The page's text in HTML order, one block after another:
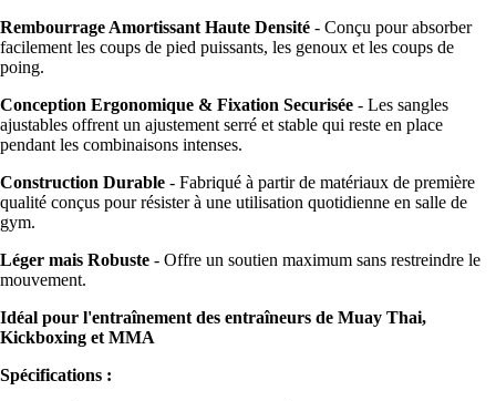
Rembourrage Amortissant Haute Densité - Conçu pour absorber
facilement les coups de pied puissants, les genoux et les coups de
poing.
Conception Ergonomique & Fixation Securisée - Les sangles
ajustables offrent un ajustement serré et stable qui reste en place
pendant les combinaisons intenses.
Construction Durable - Fabriqué à partir de matériaux de première
qualité conçus pour résister à une utilisation quotidienne en salle de
gym.
Léger mais Robuste - Offre un soutien maximum sans restreindre le
mouvement.
Idéal pour l'entraînement des entraîneurs de Muay Thai,
Kickboxing et MMA
Spécifications :